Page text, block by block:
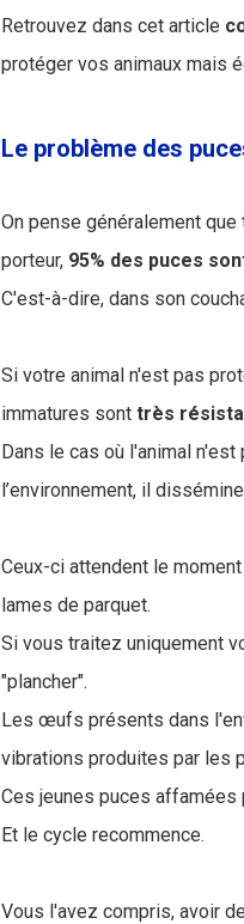
Retrouvez dans cet article
protéger vos animaux mais
Le problème des
On pense généralement
porteur, 95% des puces
C'est-à-dire, dans son
Si votre animal n'est pas
immatures sont très
Dans le cas où l'animal
l’environnement, il
Ceux-ci attendent le
lames de parquet.
Si vous traitez uniquement
"plancher".
Les œufs présents dans
vibrations produites par les
Ces jeunes puces
Et le cycle recommence.
Vous l'avez compris, avoir